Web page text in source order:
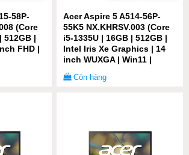
58P-
(Core
512GB |
FHD |
Acer Aspire 5 A514-56P-
55K5 NX.KHRSV.003 (Core
i5-1335U | 16GB | 512GB |
Intel Iris Xe Graphics | 14
inch WUXGA | Win11 |
Còn hàng